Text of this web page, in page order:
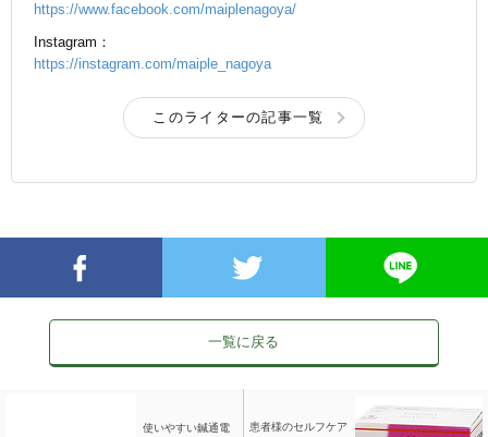
https://www.facebook.com/maiplenagoya/
Instagram：
https://instagram.com/maiple_nagoya
このライターの記事一覧
一覧に戻る
使いやすい鍼通電
患者様のセルフケア